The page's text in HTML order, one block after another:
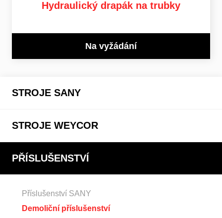
Hydraulický drapák na trubky
Na vyžádání
STROJE SANY
STROJE WEYCOR
PŘÍSLUŠENSTVÍ
Příslušenství SANY
Demoliční příslušenství